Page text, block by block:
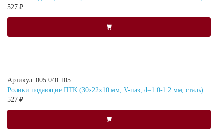
527 ₽
Артикул: 005.040.105
Ролики подающие ПТК (30х22х10 мм, V-паз, d=1.0-1.2 мм, сталь)
527 ₽